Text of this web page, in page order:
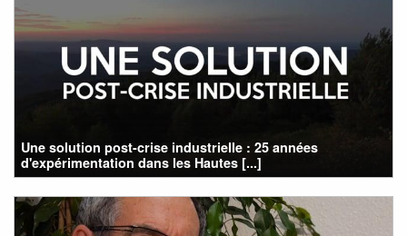
Une solution post-crise industrielle : 25 années
d'expérimentation dans les Hautes [...]